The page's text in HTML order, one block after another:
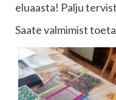
eluaasta! Palju
Saate valmimist